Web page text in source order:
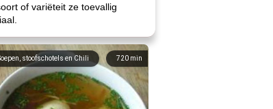
of variëteit ze toevallig
720 min
stoofschotels en Chili